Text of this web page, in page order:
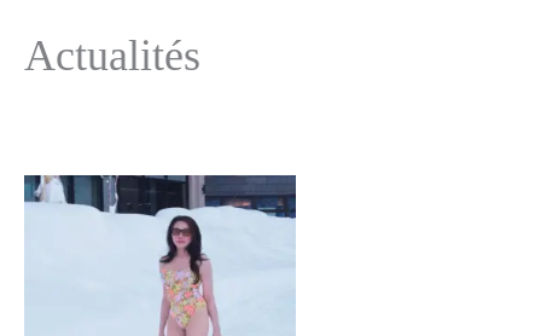
Actualités